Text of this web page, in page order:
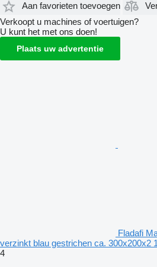
Aan favorieten toevoegen
Verkoopt u machines of voertuigen?
U kunt het met ons doen!
Plaats uw advertentie
Fladafi
verzinkt blau gestrichen ca. 300x200x2
4